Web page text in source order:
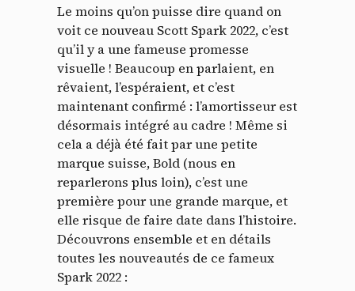
Le moins qu’on puisse dire quand on
voit ce nouveau Scott Spark 2022, c’est
qu’il y a une fameuse promesse
visuelle ! Beaucoup en parlaient, en
rêvaient, l’espéraient, et c’est
maintenant confirmé : l’amortisseur est
désormais intégré au cadre ! Même si
cela a déjà été fait par une petite
marque suisse, Bold (nous en
reparlerons plus loin), c’est une
première pour une grande marque, et
elle risque de faire date dans l’histoire.
Découvrons ensemble et en détails
toutes les nouveautés de ce fameux
Spark 2022 :